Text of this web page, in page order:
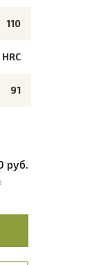
110
91
руб.